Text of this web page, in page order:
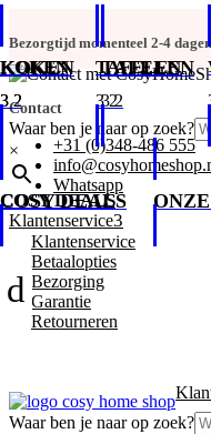
Bezorgtijd momenteel 2-4 dagen
Contact
+31 (0)348-486 555
Whatsapp
Waar ben je naar op zoek?
×
Klantenservice3
Klantenservice
Betaalopties
Bezorging
Garantie
Retourneren
KOKEN TAFELEN
COSY DEALS
d
Waar ben je naar op zoek?
KOKEN TAFELEN
COSY DEALS